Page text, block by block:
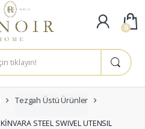
Tezgah Üstü Ürünler
KİNVARA STEEL SWIVEL UTENSIL
0